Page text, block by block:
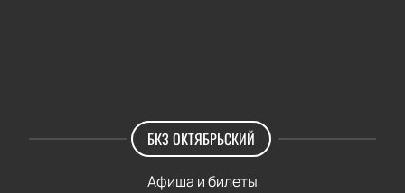
БКЗ ОКТЯБРЬСКИЙ
Афиша и билеты